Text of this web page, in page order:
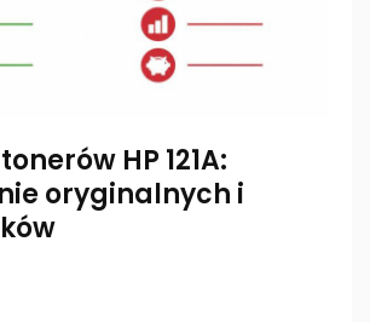
HP 121A:
oryginalnych i